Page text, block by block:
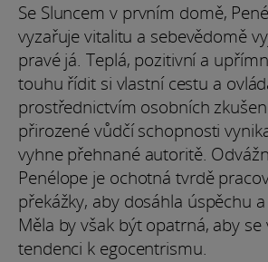
Se Sluncem v prvním domě,
vyzařuje vitalitu a sebevědomě
pravé já. Teplá, pozitivní a
touhu řídit si vlastní cestu a
prostřednictvím osobních
přirozené vůdčí schopnosti
vyhne přehnané autoritě.
Penélope je ochotná tvrdě
překážky, aby dosáhla úspěchu
Měla by však být opatrná, aby
tendenci k egocentrismu.